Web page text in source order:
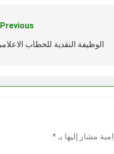
Previous:
الوظيفة النقدية للخطاب
مشار إليها بـ *